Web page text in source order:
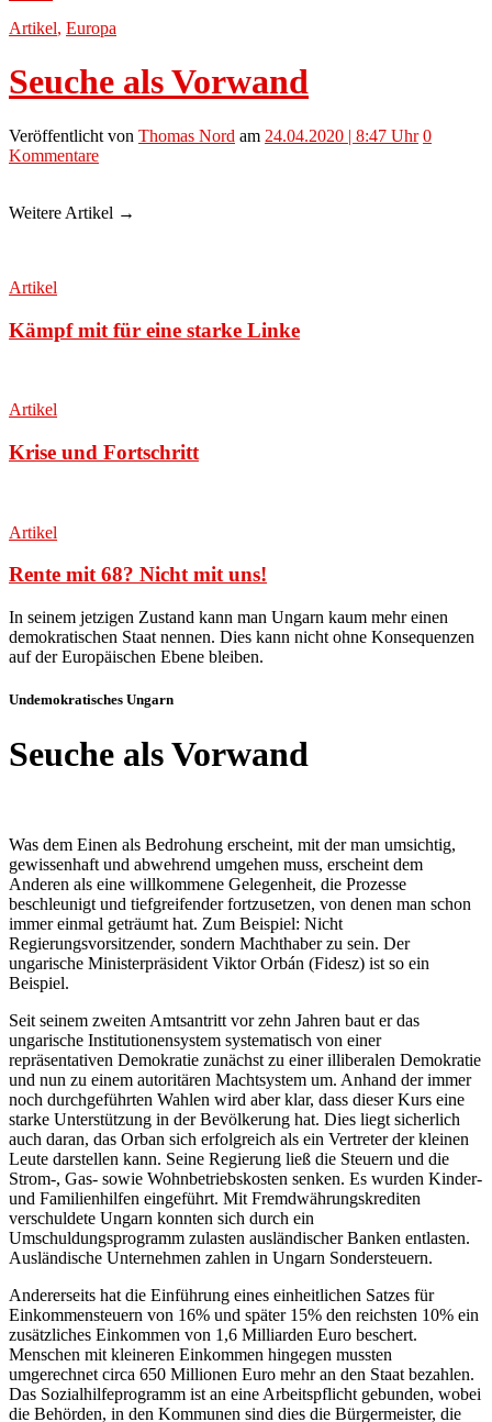
Artikel, Europa
Seuche als Vorwand
Veröffentlicht von Thomas Nord am 24.04.2020 | 8:47 Uhr 0
Kommentare
Weitere Artikel →
Artikel
Kämpf mit für eine starke Linke
Artikel
Krise und Fortschritt
Artikel
Rente mit 68? Nicht mit uns!
In seinem jetzigen Zustand kann man Ungarn kaum mehr einen
demokratischen Staat nennen. Dies kann nicht ohne Konsequenzen
auf der Europäischen Ebene bleiben.
Undemokratisches Ungarn
Seuche als Vorwand
Was dem Einen als Bedrohung erscheint, mit der man umsichtig,
gewissenhaft und abwehrend umgehen muss, erscheint dem
Anderen als eine willkommene Gelegenheit, die Prozesse
beschleunigt und tiefgreifender fortzusetzen, von denen man schon
immer einmal geträumt hat. Zum Beispiel: Nicht
Regierungsvorsitzender, sondern Machthaber zu sein. Der
ungarische Ministerpräsident Viktor Orbán (Fidesz) ist so ein
Beispiel.
Seit seinem zweiten Amtsantritt vor zehn Jahren baut er das
ungarische Institutionensystem systematisch von einer
repräsentativen Demokratie zunächst zu einer illiberalen Demokratie
und nun zu einem autoritären Machtsystem um. Anhand der immer
noch durchgeführten Wahlen wird aber klar, dass dieser Kurs eine
starke Unterstützung in der Bevölkerung hat. Dies liegt sicherlich
auch daran, das Orban sich erfolgreich als ein Vertreter der kleinen
Leute darstellen kann. Seine Regierung ließ die Steuern und die
Strom-, Gas- sowie Wohnbetriebskosten senken. Es wurden Kinder-
und Familienhilfen eingeführt. Mit Fremdwährungskrediten
verschuldete Ungarn konnten sich durch ein
Umschuldungsprogramm zulasten ausländischer Banken entlasten.
Ausländische Unternehmen zahlen in Ungarn Sondersteuern.
Andererseits hat die Einführung eines einheitlichen Satzes für
Einkommensteuern von 16% und später 15% den reichsten 10% ein
zusätzliches Einkommen von 1,6 Milliarden Euro beschert.
Menschen mit kleineren Einkommen hingegen mussten
umgerechnet circa 650 Millionen Euro mehr an den Staat bezahlen.
Das Sozialhilfeprogramm ist an eine Arbeitspflicht gebunden, wobei
die Behörden, in den Kommunen sind dies die Bürgermeister, die